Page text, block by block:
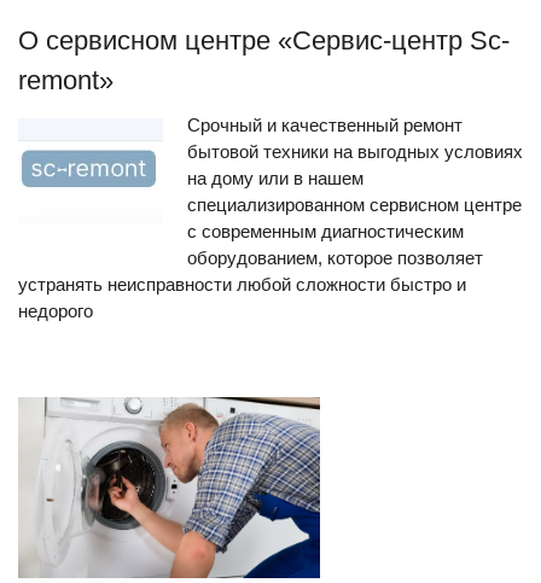
О сервисном центре «Сервис-центр Sc-
remont»
Срочный и качественный ремонт
бытовой техники на выгодных условиях
на дому или в нашем
специализированном сервисном центре
с современным диагностическим
оборудованием, которое позволяет
устранять неисправности любой сложности быстро и
недорого